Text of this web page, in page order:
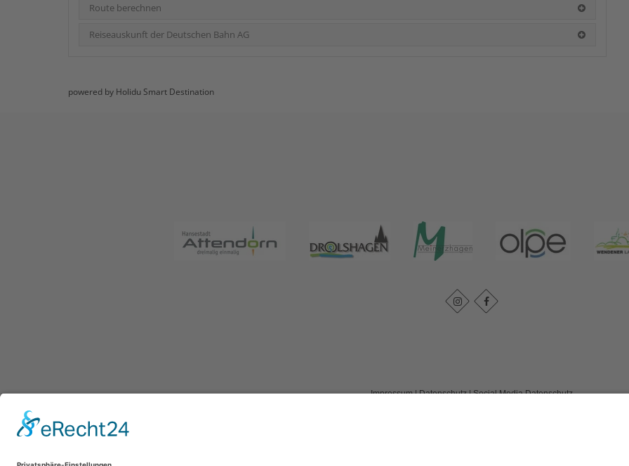
Route berechnen
Reiseauskunft der Deutschen Bahn AG
powered by Holidu Smart Destination
Impressum|Datenschutz|Social Media Datenschutz